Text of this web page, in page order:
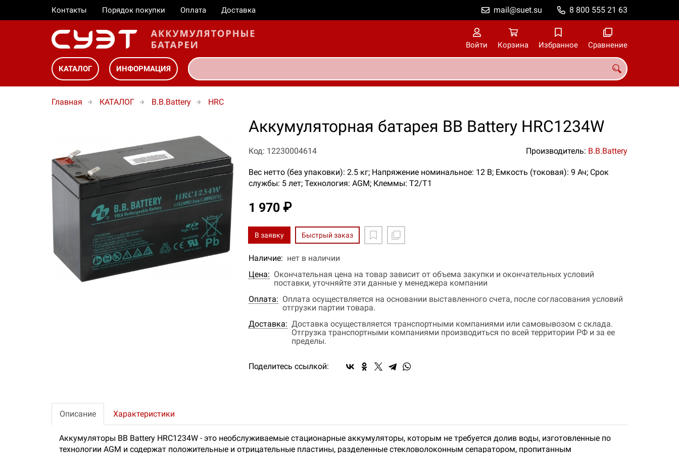
Контакты Порядок покупки Оплата Доставка 8 800 555 21 63
mail@suet.su
Войти Корзина Избранное Сравнение
КАТАЛОГ ИНФОРМАЦИЯ
Главная КАТАЛОГ B.B.Battery HRC
Аккумуляторная батарея BB Battery HRC1234W
Код: 12230004614 Производитель: B.B.Battery
Вес нетто (без упаковки): 2.5 кг; Напряжение номинальное: 12 В; Емкость (токовая): 9 Ач; Срок
службы: 5 лет; Технология: AGM; Клеммы: T2/T1
1 970 ₽
В заявку Быстрый заказ
Наличие: нет в наличии
Цена: Окончательная цена на товар зависит от объема закупки и окончательных условий
поставки, уточняйте эти данные у менеджера компании
Оплата: Оплата осуществляется на основании выставленного счета, после согласования условий
отгрузки партии товара.
Доставка: Доставка осуществляется транспортными компаниями или самовывозом с склада.
Отгрузка транспортными компаниями производиться по всей территории РФ и за ее
пределы.
Поделитесь ссылкой:
Описание Характеристики
Аккумуляторы BB Battery HRC1234W - это необслуживаемые стационарные аккумуляторы, которым не требуется долив воды, изготовленные по
технологии AGM и содержат положительные и отрицательные пластины, разделенные стекловолоконным сепаратором, пропитанным